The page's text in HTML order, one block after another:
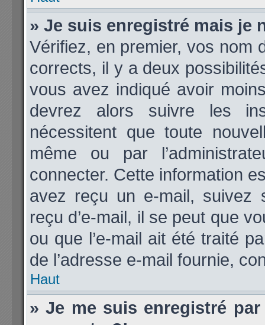
» Je suis enregistré mais je
Vérifiez, en premier, vos nom
corrects, il y a deux
vous avez indiqué avoir
devrez alors suivre les
nécessitent que toute
même ou par
connecter. Cette information
avez reçu un e-mail, suivez
reçu d’e-mail, il se peut que
ou que l’e-mail ait été traité
de l’adresse e-mail fournie,
Haut
» Je me suis enregistré